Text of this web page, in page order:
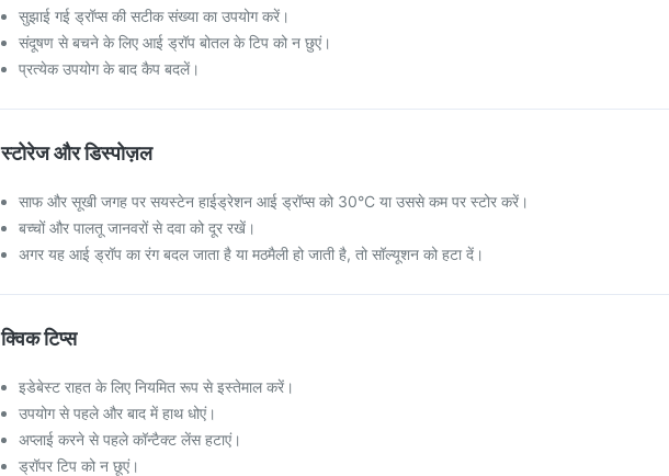
सुझाई गई ड्रॉप्स की सटीक संख्या का उपयोग करें।
संदूषण से बचने के लिए आई ड्रॉप बोतल के टिप को न छुएं।
प्रत्येक उपयोग के बाद कैप बदलें।
स्टोरेज और डिस्पोज़ल
साफ और सूखी जगह पर सयस्टेन हाईड्रेशन आई ड्रॉप्स को 30°C या उससे कम पर स्टोर करें।
बच्चों और पालतू जानवरों से दवा को दूर रखें।
अगर यह आई ड्रॉप का रंग बदल जाता है या मठमैली हो जाती है, तो सॉल्यूशन को हटा दें।
क्विक टिप्स
इडेबेस्ट राहत के लिए नियमित रूप से इस्तेमाल करें।
उपयोग से पहले और बाद में हाथ धोएं।
अप्लाई करने से पहले कॉन्टैक्ट लेंस हटाएं।
ड्रॉपर टिप को न छूएं।